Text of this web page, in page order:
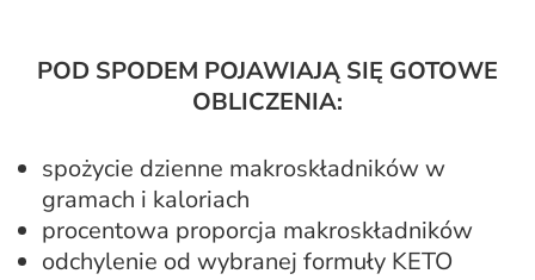
POD SPODEM POJAWIAJĄ SIĘ GOTOWE
OBLICZENIA:
spożycie dzienne makroskładników w
gramach i kaloriach
procentowa proporcja makroskładników
odchylenie od wybranej formuły KETO